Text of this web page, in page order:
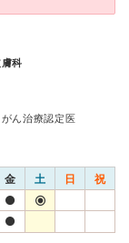
科
ん治療認定医
金 土 日 祝